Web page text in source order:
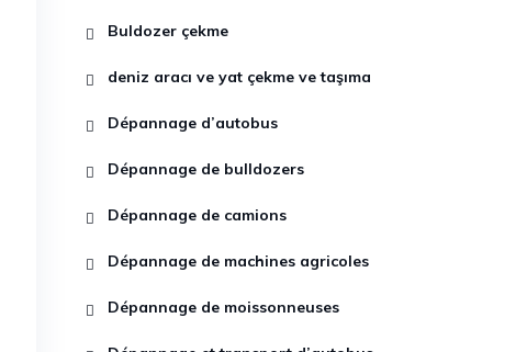
Buldozer çekme
deniz aracı ve yat çekme ve taşıma
Dépannage d’autobus
Dépannage de bulldozers
Dépannage de camions
Dépannage de machines agricoles
Dépannage de moissonneuses